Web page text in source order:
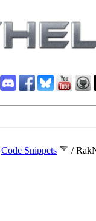
Code Snippets /